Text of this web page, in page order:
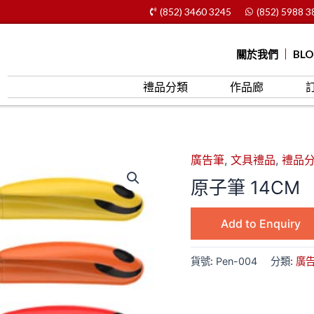
(852) 3460 3245 (852) 5988
關於我們
禮品分類 作品廊
廣告筆, 文具禮品, 禮品
原子筆 14CM
Add to Enquiry
貨號: Pen-004 分類: 廣